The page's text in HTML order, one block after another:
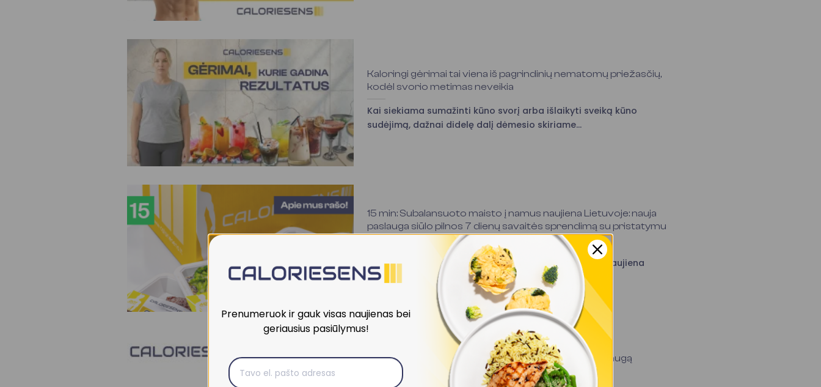
Kaloringi gėrimai tai viena iš pagrindinių nematomų priežasčių,
kodėl svorio metimas neveikia
Kai siekiama sumažinti kūno svorį arba išlaikyti sveiką kūno
sudėjimą, dažnai didelę dalį dėmesio skiriame...
15 min: Subalansuoto maisto į namus naujiena Lietuvoje: nauja
paslauga siūlo pilnos 7 dienų savaitės sprendimą su pristatymu
Apie mus rašo 15 min: Subalansuoto maisto į namus naujiena
Lietuvoje: nauja paslauga siūlo pilnos...
Kaip išsirinkti geriausią subalansuotos mitybos paslaugą
Lietuvoje?
Prenumeruok ir gauk visas naujienas bei
geriausius pasiūlymus!